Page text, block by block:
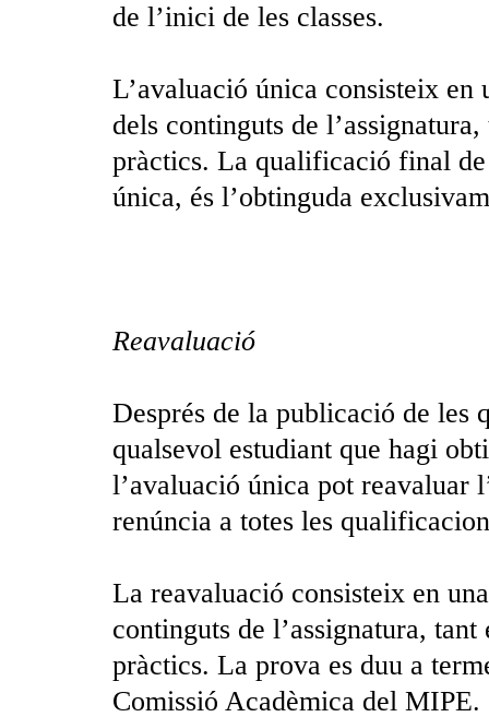
de l’inici de les classes.
L’avaluació única consisteix
dels continguts de
pràctics. La qualificació final de
única, és l’obtinguda
Reavaluació
Després de la publicació de les
qualsevol estudiant que hagi
l’avaluació única pot reavaluar
renúncia a totes les
La reavaluació consisteix en
continguts de l’assignatura,
pràctics. La prova es duu a
Comissió Acadèmica del MIPE.